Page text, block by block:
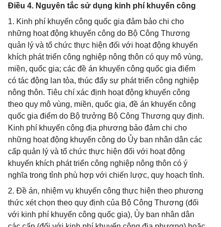
Điều 4. Nguyên tắc sử dụng kinh phí khuyến công
1. Kinh phí khuyến công quốc gia đảm bảo chi cho
những hoạt động khuyến công do Bộ Công Thương
quản lý và tổ chức thực hiện đối với hoạt động khuyến
khích phát triển công nghiệp nông thôn có quy mô vùng,
miền, quốc gia; các đề án khuyến công quốc gia điểm
có tác động lan tỏa, thúc đẩy sự phát triển công nghiệp
nông thôn. Tiêu chí xác định hoạt động khuyến công
theo quy mô vùng, miền, quốc gia, đề án khuyến công
quốc gia điểm do Bộ trưởng Bộ Công Thương quy định.
Kinh phí khuyến công địa phương bảo đảm chi cho
những hoạt động khuyến công do Ủy ban nhân dân các
cấp quản lý và tổ chức thực hiện đối với hoạt động
khuyến khích phát triển công nghiệp nông thôn có ý
nghĩa trong tỉnh phù hợp với chiến lược, quy hoạch tỉnh.
2. Đề án, nhiệm vụ khuyến công thực hiện theo phương
thức xét chọn theo quy định của Bộ Công Thương (đối
với kinh phí khuyến công quốc gia), Ủy ban nhân dân